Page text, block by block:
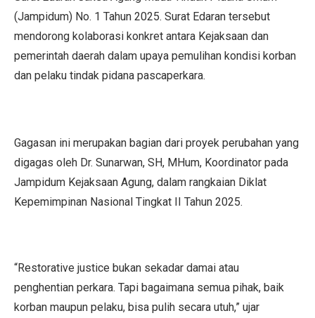
(Jampidum) No. 1 Tahun 2025. Surat Edaran tersebut
mendorong kolaborasi konkret antara Kejaksaan dan
pemerintah daerah dalam upaya pemulihan kondisi korban
dan pelaku tindak pidana pascaperkara.
Gagasan ini merupakan bagian dari proyek perubahan yang
digagas oleh Dr. Sunarwan, SH, MHum, Koordinator pada
Jampidum Kejaksaan Agung, dalam rangkaian Diklat
Kepemimpinan Nasional Tingkat II Tahun 2025.
“Restorative justice bukan sekadar damai atau
penghentian perkara. Tapi bagaimana semua pihak, baik
korban maupun pelaku, bisa pulih secara utuh,” ujar